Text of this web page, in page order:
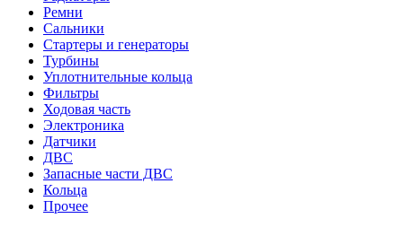
Ремни
Сальники
Стартеры и генераторы
Турбины
Уплотнительные кольца
Фильтры
Ходовая часть
Электроника
Датчики
ДВС
Запасные части ДВС
Кольца
Прочее